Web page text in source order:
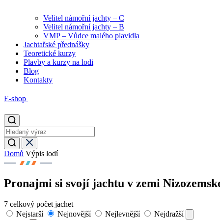
Velitel námořní jachty – C
Velitel námořní jachty – B
VMP – Vůdce malého plavidla
Jachtařské přednášky
Teoretické kurzy
Plavby a kurzy na lodi
Blog
Kontakty
E-shop
Domů Výpis lodí
Pronajmi si svojí jachtu v zemi
7 celkový počet jachet
Nejstarší
Nejnovější Nejlevnější Nejdražší